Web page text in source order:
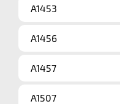
A1453
A1456
A1457
A1507